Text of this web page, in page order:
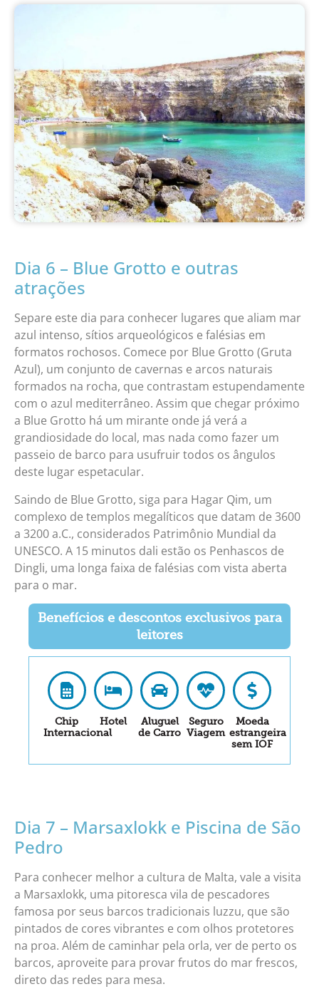
Dia 6 – Blue Grotto e outras
atrações
Separe este dia para conhecer lugares que aliam mar
azul intenso, sítios arqueológicos e falésias em
formatos rochosos. Comece por Blue Grotto (Gruta
Azul), um conjunto de cavernas e arcos naturais
formados na rocha, que contrastam estupendamente
com o azul mediterrâneo. Assim que chegar próximo
a Blue Grotto há um mirante onde já verá a
grandiosidade do local, mas nada como fazer um
passeio de barco para usufruir todos os ângulos
deste lugar espetacular.
Saindo de Blue Grotto, siga para Hagar Qim, um
complexo de templos megalíticos que datam de 3600
a 3200 a.C., considerados Patrimônio Mundial da
UNESCO. A 15 minutos dali estão os Penhascos de
Dingli, uma longa faixa de falésias com vista aberta
para o mar.
Benefícios e descontos exclusivos para
leitores
Chip
Internacional
Hotel
Aluguel
de Carro
Seguro
Viagem
Moeda
estrangeira
sem IOF
Dia 7 – Marsaxlokk e Piscina de São
Pedro
Para conhecer melhor a cultura de Malta, vale a visita
a Marsaxlokk, uma pitoresca vila de pescadores
famosa por seus barcos tradicionais luzzu, que são
pintados de cores vibrantes e com olhos protetores
na proa. Além de caminhar pela orla, ver de perto os
barcos, aproveite para provar frutos do mar frescos,
direto das redes para mesa.